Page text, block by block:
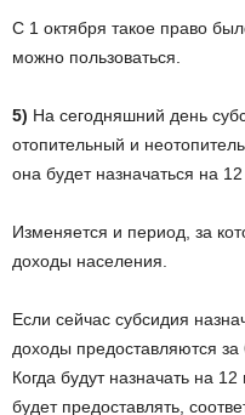
С 1 октября такое право
можно пользоваться.
5) На сегодняшний день
отопительный и
она будет назначаться на
Изменяется и период, за
доходы населения.
Если сейчас субсидия
доходы предоставляются
Когда будут назначать на
будет предоставлять,